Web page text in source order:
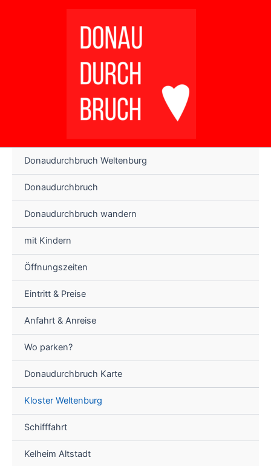
Donaudurchbruch Weltenburg
Donaudurchbruch
Donaudurchbruch wandern
mit Kindern
Öffnungszeiten
Eintritt & Preise
Anfahrt & Anreise
Wo parken?
Donaudurchbruch Karte
Kloster Weltenburg
Schifffahrt
Kelheim Altstadt